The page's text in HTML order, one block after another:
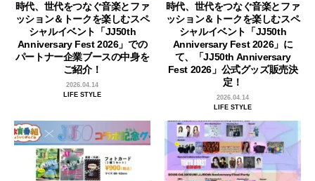
時代、世代をつなぐ音楽とファ
ッション＆トークを楽しむスペ
シャルイベント「JJ50th
Anniversary Fest 2026」での
パートナー企業ブースの中身を
ご紹介！
2026.04.14
LIFE STYLE
時代、世代をつなぐ音楽とファ
ッション＆トークを楽しむスペ
シャルイベント「JJ50th
Anniversary Fest 2026」に
て、「JJ50th Anniversary
Fest 2026」公式グッズ販売決
定！
2026.04.14
LIFE STYLE